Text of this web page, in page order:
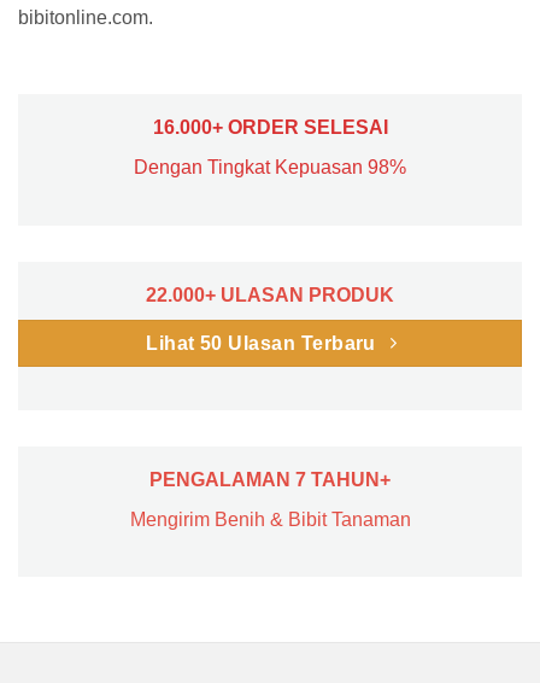
bibitonline.com.
16.000+ ORDER SELESAI
Dengan Tingkat Kepuasan 98%
22.000+ ULASAN PRODUK
Lihat 50 Ulasan Terbaru
PENGALAMAN 7 TAHUN+
Mengirim Benih & Bibit Tanaman